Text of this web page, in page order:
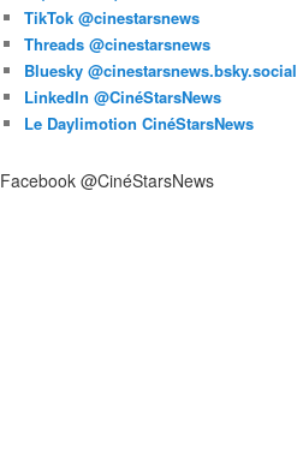
TikTok @cinestarsnews
Threads @cinestarsnews
Bluesky @cinestarsnews.bsky.social‬
LinkedIn @CinéStarsNews
Le Daylimotion CinéStarsNews
Facebook @CinéStarsNews